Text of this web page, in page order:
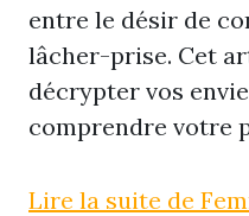
entre le désir de
lâcher-prise. Cet
décrypter vos
comprendre votre
Lire la suite de